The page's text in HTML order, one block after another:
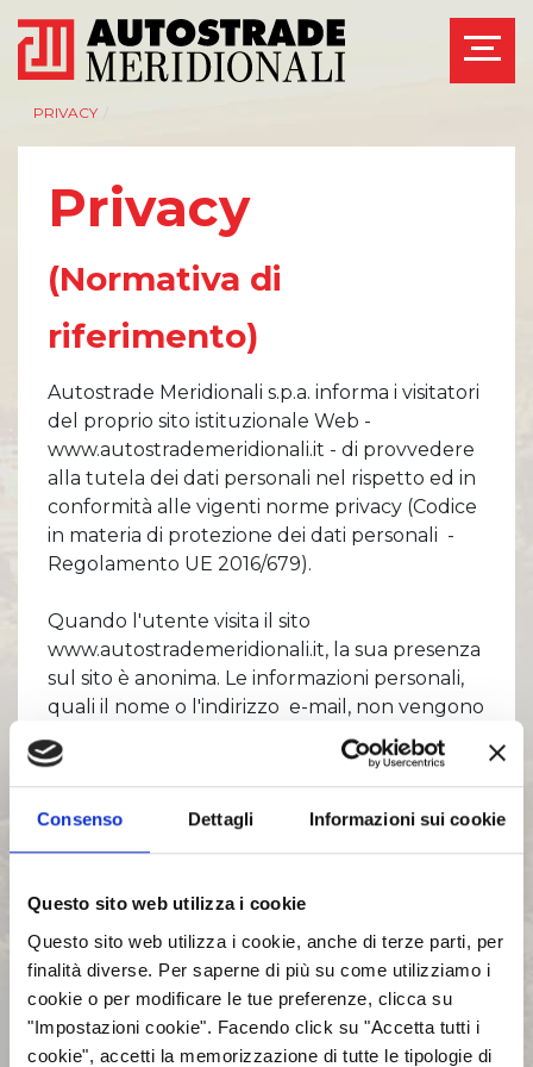
Consenso Dettagli Informazioni sui cookie
Questo sito web utilizza i cookie
Questo sito web utilizza i cookie, anche di terze parti, per
finalità diverse. Per saperne di più su come utilizziamo i
cookie o per modificare le tue preferenze, clicca su
"Impostazioni cookie". Facendo click su "Accetta tutti i
cookie", accetti la memorizzazione di tutte le tipologie di
Bilanci e relazioni
Azionisti
Modello Organizzativo
Linee Guida del
Gruppo ASPI
Eventi e
documentazione
disponibile
Bilanci e relazioni
intermedie
Assemblee
Comunicati Stampa
Organi Sociali
PRIVACY
Privacy
(Normativa di
riferimento)
Autostrade Meridionali s.p.a. informa i visitatori
del proprio sito istituzionale Web -
www.autostrademeridionali.it - di provvedere
alla tutela dei dati personali nel rispetto ed in
conformità alle vigenti norme privacy (Codice
in materia di protezione dei dati personali -
Regolamento UE 2016/679).
Quando l'utente visita il sito
www.autostrademeridionali.it, la sua presenza
sul sito è anonima. Le informazioni personali,
quali il nome o l'indirizzo e-mail, non vengono
raccolte mentre si visita il sito medesimo.
Autostrade Meridionali s.p.a., in qualità di
"Titolare" dei trattamenti dei dati personali, ha
identificato al suo interno - sulla base dei
seguenti "Referenti Interni", ai sensi dell'art.28
del citato Regolamento UE 2016/679 (GDPR):
Responsabile Amministrazione,
Finanza, Controllo di Gestione e
Contratti